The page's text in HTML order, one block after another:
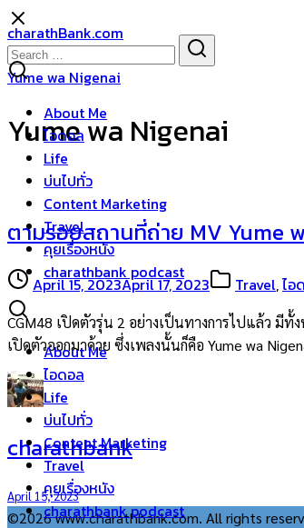
Skip
to
content
charathBank.com
About Me
ไอดอล
Life
บ่นไปทั่ว
Content Marketing
Travel
คุยเรื่องหนัง
charathbank podcast
About Me
ไอดอล
Life
บ่นไปทั่ว
Content Marketing
Travel
คุยเรื่องหนัง
charathbank podcast
Search
for:
Yume wa Nigenai
Yume wa Nigenai
ตามรอยสถานที่ถ่าย MV Yume
April 15, 2023April 17, 2023 Travel,ไอ
CGM48 เปิดตัวรุ่น 2 อย่างเป็นทางการไปแล้ว มี
เปิดตัวออกมาด้วย ซึ่งเพลงนั้นก็คือ Yume wa
charathbank
April 15, 2023
©2026 www.charathbank.com. All rights